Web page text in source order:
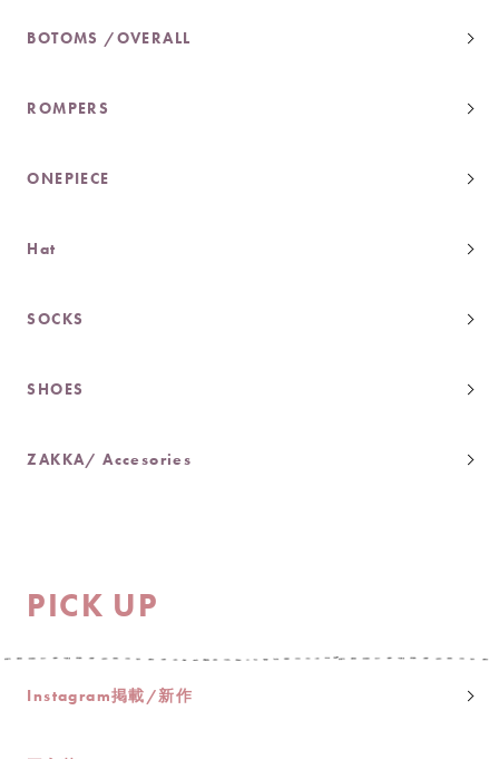
BOTOMS /OVERALL
ROMPERS
ONEPIECE
Hat
SOCKS
SHOES
ZAKKA/ Accesories
PICK UP
Instagram掲載/新作